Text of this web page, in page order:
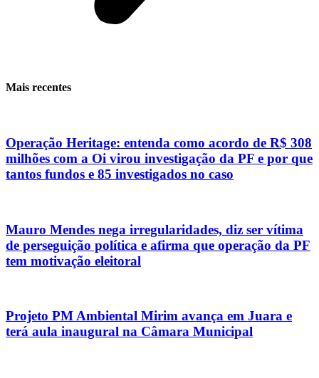
Mais recentes
Operação Heritage: entenda como acordo de R$ 308
milhões com a Oi virou investigação da PF e por que
tantos fundos e 85 investigados no caso
Mauro Mendes nega irregularidades, diz ser vítima
de perseguição política e afirma que operação da PF
tem motivação eleitoral
Projeto PM Ambiental Mirim avança em Juara e
terá aula inaugural na Câmara Municipal